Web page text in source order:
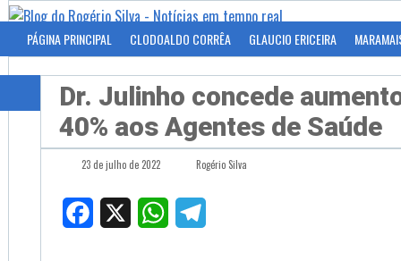
PÁGINA PRINCIPAL CLODOALDO CORRÊA GLAUCIO ERICEIRA
Dr. Julinho concede
40% aos Agentes de Saúde
23 de julho de 2022 Rogério Silva
Facebook WhatsApp